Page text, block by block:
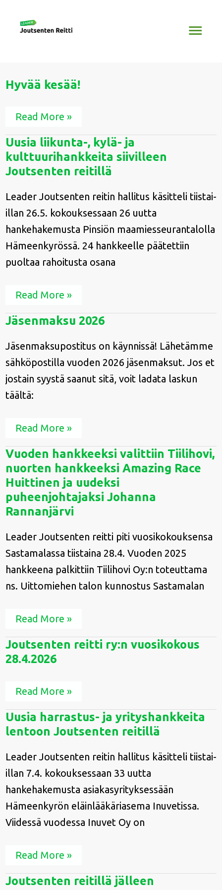
sisältöön
Hyvää kesää!
Hyvää
kesää!
Read More »
Uusia liikunta-, kylä- ja
kulttuurihankkeita siivilleen
Joutsenten reitillä
Leader Joutsenten reitin hallitus käsitteli tiistai-
illan 26.5. kokouksessaan 26 uutta
hankehakemusta Pinsiön maamiesseurantalolla
Hämeenkyrössä. 24 hankkeelle päätettiin
puoltaa rahoitusta osana
Uusia
liikunta-,
kylä-
ja
kulttuurihankkeita
Joutsenten
reitillä
Read More »
Jäsenmaksu 2026
Jäsenmaksupostitus on käynnissä! Lähetämme
sähköpostilla vuoden 2026 jäsenmaksut. Jos et
jostain syystä saanut sitä, voit ladata laskun
täältä:
Jäsenmaksu
2026
Read More »
Vuoden hankkeeksi valittiin Tiilihovi,
nuorten hankkeeksi Amazing Race
Huittinen ja uudeksi
puheenjohtajaksi Johanna
Rannanjärvi
Leader Joutsenten reitti piti vuosikokouksensa
Sastamalassa tiistaina 28.4. Vuoden 2025
hankkeena palkittiin Tiilihovi Oy:n toteuttama
ns. Uittomiehen talon kunnostus Sastamalan
Vuoden
hankkeeksi
valittiin
Tiilihovi,
nuorten
hankkeeksi
Amazing
Huittinen
ja
uudeksi
puheenjohtajaksi
Johanna
Rannanjärvi
Read More »
Joutsenten reitti ry:n vuosikokous
28.4.2026
Joutsenten
reitti
ry:n
Read More »
Uusia harrastus- ja yrityshankkeita
lentoon Joutsenten reitillä
Leader Joutsenten reitin hallitus käsitteli tiistai-
illan 7.4. kokouksessaan 33 uutta
hankehakemusta asiakasyrityksessään
Hämeenkyrön eläinlääkäriasema Inuvetissa.
Viidessä vuodessa Inuvet Oy on
Uusia
harrastus-
ja
lentoon
Joutsenten
reitillä
Read More »
Joutsenten reitillä jälleen
Joutsenten
reitillä